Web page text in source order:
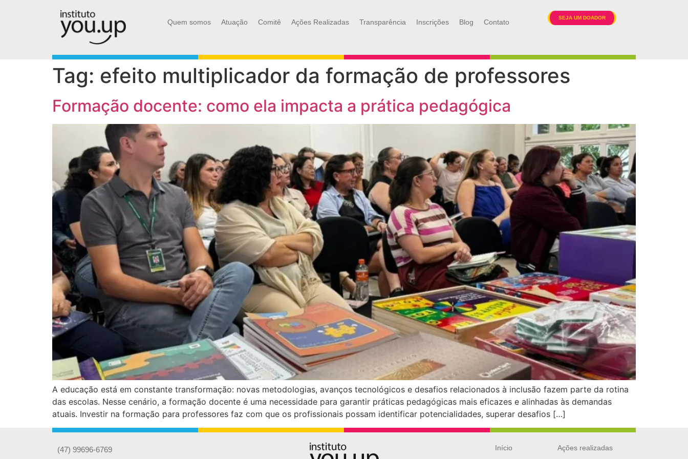
Quem somos Atuação Comitê Ações Realizadas Transparência Inscrições Blog Contato
SEJA UM DOADOR
Tag: efeito multiplicador da formação de professores
Formação docente: como ela impacta a prática pedagógica
A educação está em constante transformação: novas metodologias, avanços tecnológicos e desafios relacionados à inclusão fazem parte da rotina
das escolas. Nesse cenário, a formação docente é uma necessidade para garantir práticas pedagógicas mais eficazes e alinhadas às demandas
atuais. Investir na formação para professores faz com que os profissionais possam identificar potencialidades, superar desafios […]
(47) 99696-6769 Início Ações realizadas